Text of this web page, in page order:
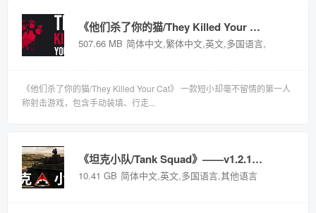
《他们杀了你的猫/They Killed Your Cat》——多国语言（含简体中文）免安装解压即玩版
507.66 MB 简体中文,繁体中文,英文,多国语言,其他语言
《他们杀了你的猫/They Killed Your Cat》 一款短小却毫不留情的第一人
称射击游戏，包含手动装填、行走...
《坦克小队/Tank Squad》——v1.2.1多国语言（含简体中文）免安装解压即玩版
10.41 GB 简体中文,英文,多国语言,其他语言